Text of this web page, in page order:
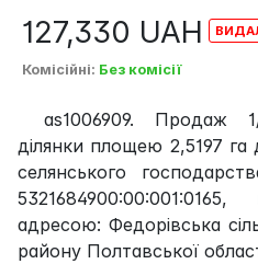
127,330 UAH
Комісійні: Без комісії
as1006909. Продаж
ділянки площею 2,5197 га
селянського
адресою: Федорівська
району Полтавської